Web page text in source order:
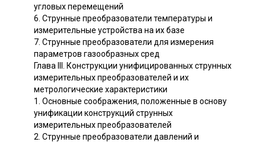
угловых перемещений
6. Струнные преобразователи температуры и
измерительные устройства на их базе
7. Струнные преобразователи для измерения
параметров газообразных сред
Глава III. Конструкции унифицированных струнных
измерительных преобразователей и их
метрологические характеристики
1. Основные соображения, положенные в основу
унификации конструкций струнных
измерительных преобразователей
2. Струнные преобразователи давлений и